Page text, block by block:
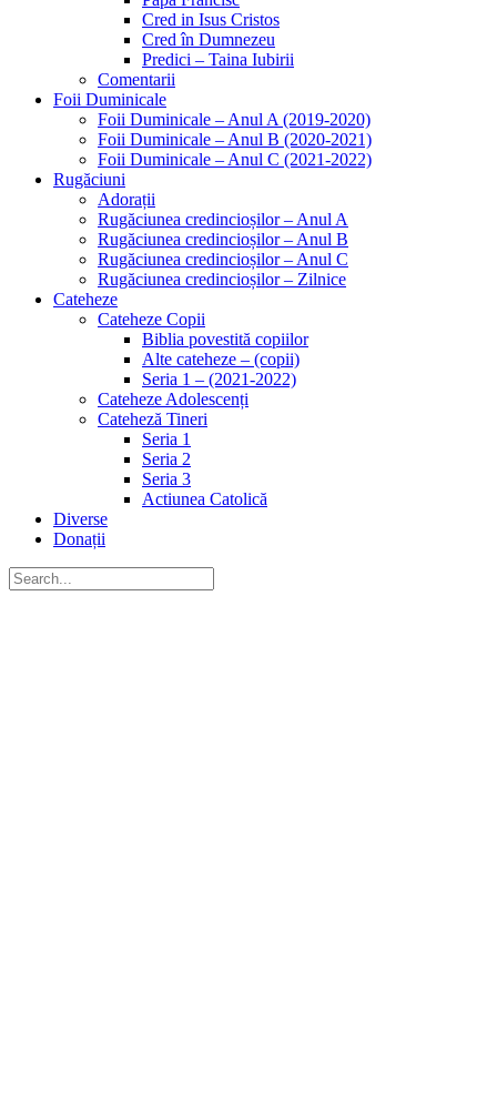
Cred in Isus Cristos
Cred în Dumnezeu
Predici – Taina Iubirii
Comentarii
Foii Duminicale
Foii Duminicale – Anul A (2019-2020)
Foii Duminicale – Anul B (2020-2021)
Foii Duminicale – Anul C (2021-2022)
Rugăciuni
Adorații
Rugăciunea credincioșilor – Anul A
Rugăciunea credincioșilor – Anul B
Rugăciunea credincioșilor – Anul C
Rugăciunea credincioșilor – Zilnice
Cateheze
Cateheze Copii
Biblia povestită copiilor
Alte cateheze – (copii)
Seria 1 – (2021-2022)
Cateheze Adolescenți
Cateheză Tineri
Seria 1
Seria 2
Seria 3
Actiunea Catolică
Diverse
Donații